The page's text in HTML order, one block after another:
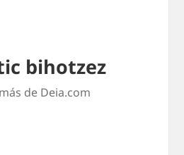
bihotzez
de Deia.com